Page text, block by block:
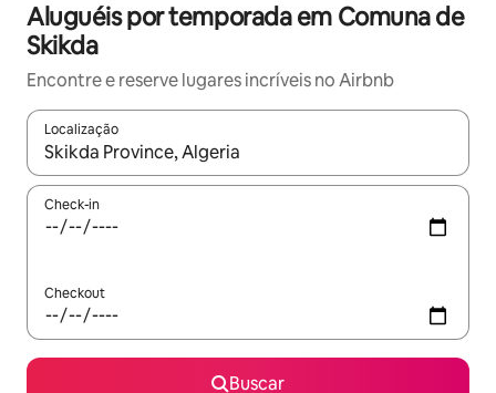
Aluguéis por temporada em Comuna de
Skikda
Encontre e reserve lugares incríveis no Airbnb
Localização
Quando os resultados estiverem disponíveis, explore-os
Check-in
Checkout
Buscar